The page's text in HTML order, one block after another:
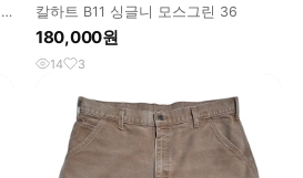
칼하트 B11 싱글니 모스그린 36
180,000원
14 3